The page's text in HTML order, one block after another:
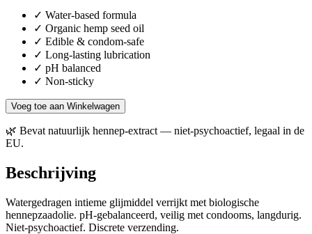
✓ Water-based formula
✓ Organic hemp seed oil
✓ Edible & condom-safe
✓ Long-lasting lubrication
✓ pH balanced
✓ Non-sticky
Voeg toe aan Winkelwagen
🌿 Bevat natuurlijk hennep-extract — niet-psychoactief, legaal in de
EU.
Beschrijving
Watergedragen intieme glijmiddel verrijkt met biologische
hennepzaadolie. pH-gebalanceerd, veilig met condooms, langdurig.
Niet-psychoactief. Discrete verzending.